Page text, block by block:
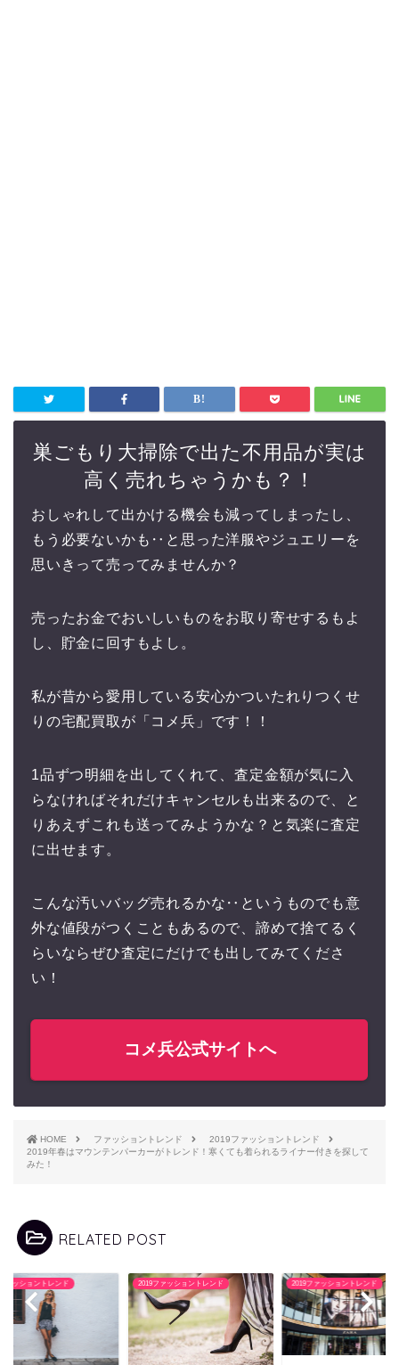
巣ごもり大掃除で出た不用品が実は
高く売れちゃうかも？！
おしゃれして出かける機会も減ってしまったし、
もう必要ないかも‥と思った洋服やジュエリーを
思いきって売ってみませんか？
売ったお金でおいしいものをお取り寄せするもよ
し、貯金に回すもよし。
私が昔から愛用している安心かついたれりつくせ
りの宅配買取が「コメ兵」です！！
1品ずつ明細を出してくれて、査定金額が気に入
らなければそれだけキャンセルも出来るので、と
りあえずこれも送ってみようかな？と気楽に査定
に出せます。
こんな汚いバッグ売れるかな‥というものでも意
外な値段がつくこともあるので、諦めて捨てるく
らいならぜひ査定にだけでも出してみてくださ
い！
コメ兵公式サイトへ
HOME ファッショントレンド
2019ファッショントレンド
2019年春はマウンテンパーカーがトレンド！寒くても着られるライナー付きを探して
みた！
RELATED POST
ァッショントレンド 2019ファッショントレンド 2019ファッショントレンド